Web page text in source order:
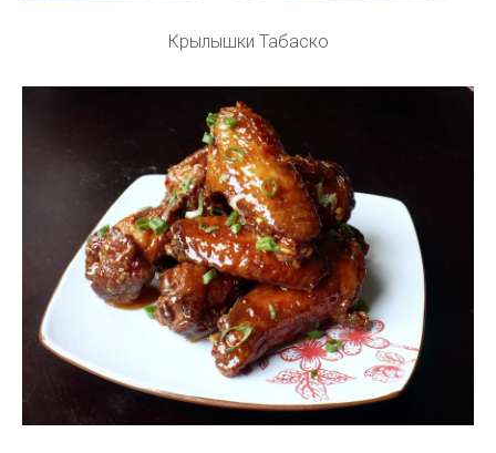
Крылышки Табаско